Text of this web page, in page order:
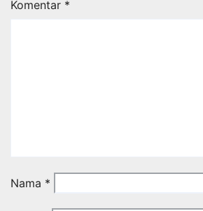
Komentar *
Nama *